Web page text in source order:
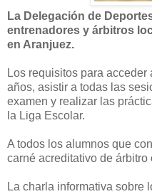
La Delegación de
entrenadores y árbitros
en Aranjuez.
Los requisitos para
años, asistir a todas las
examen y realizar las
la Liga Escolar.
A todos los alumnos que
carné acreditativo de árbitro
La charla informativa sobre